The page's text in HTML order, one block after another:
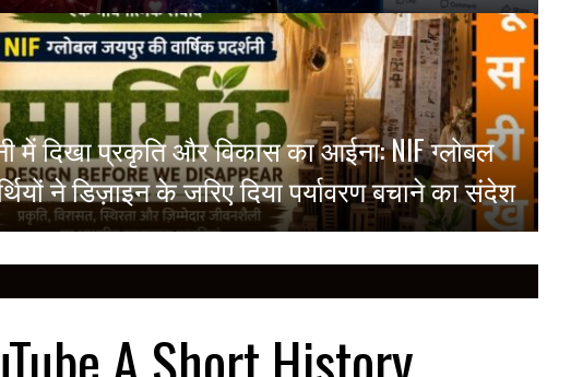
में दिखा प्रकृति और विकास का आईना: NIF ग्लोबल
ने डिज़ाइन के जरिए दिया पर्यावरण बचाने का संदेश
A Short History